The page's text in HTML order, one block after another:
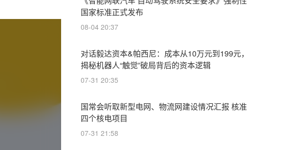
国家标准正式发布
08-04 20:37
对话毅达资本&帕西尼：成本从10万元到199元，
揭秘机器人“触觉”破局背后的资本逻辑
07-31 20:35
国常会听取新型电网、物流网建设情况汇报 核准
四个核电项目
07-31 21:58